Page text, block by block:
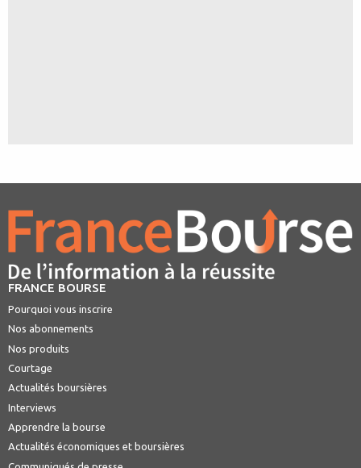
FRANCE BOURSE
Pourquoi vous inscrire
Nos abonnements
Nos produits
Courtage
Actualités boursières
Interviews
Apprendre la bourse
Actualités économiques et boursières